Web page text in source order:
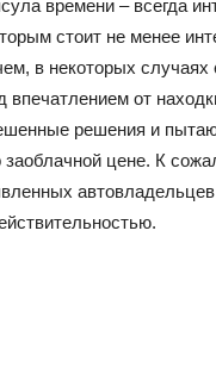
времени – всегда
стоит не менее
в некоторых
впечатлением от
решения и
заоблачной цене. К